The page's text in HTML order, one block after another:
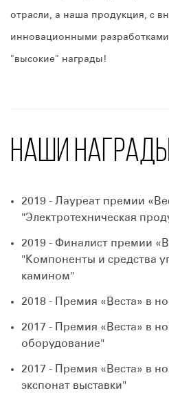
отрасли, а наша продукция, с
инновационными
"высокие" награды!
НАШИ
2019 - Лауреат премии
"Электротехническая
2019 - Финалист премии
"Компоненты и средства
камином"
2018 - Премия «Веста» в
2017 -
Премия «Веста» в
оборудование"
2017 -
Премия «Веста» в
экспонат выставки"